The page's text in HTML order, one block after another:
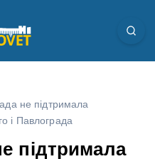
не підтримала
і Павлограда
підтримала